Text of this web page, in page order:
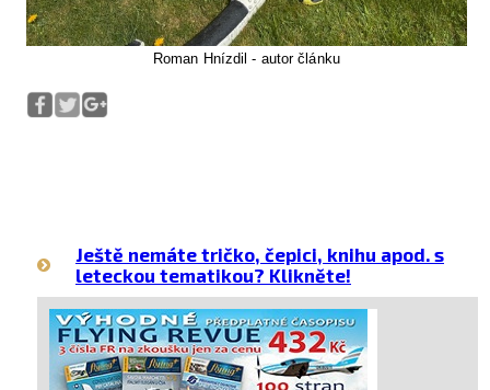
Roman Hnízdil - autor článku
Ještě nemáte tričko, čepici, knihu apod. s
leteckou tematikou? Klikněte!